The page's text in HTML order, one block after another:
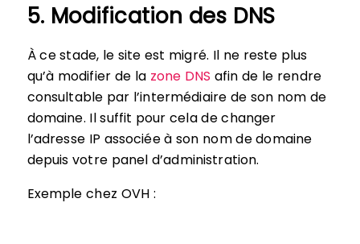
5. Modification des DNS
À ce stade, le site est migré. Il ne reste plus
qu’à modifier de la zone DNS afin de le rendre
consultable par l’intermédiaire de son nom de
domaine. Il suffit pour cela de changer
l’adresse IP associée à son nom de domaine
depuis votre panel d’administration.
Exemple chez OVH :